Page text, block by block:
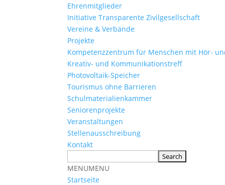
Ehrenmitglieder
Initiative Transparente Zivilgesellschaft
Vereine & Verbände
Projekte
Kompetenzzentrum für Menschen mit Hör-
Kreativ- und Kommunikationstreff
Photovoltaik-Speicher
Tourismus ohne Barrieren
Schulmaterialienkammer
Seniorenprojekte
Veranstaltungen
Stellenausschreibung
Kontakt
MENUMENU
Startseite